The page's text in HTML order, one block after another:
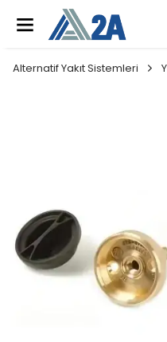
Alternatif Yakıt Sistemleri